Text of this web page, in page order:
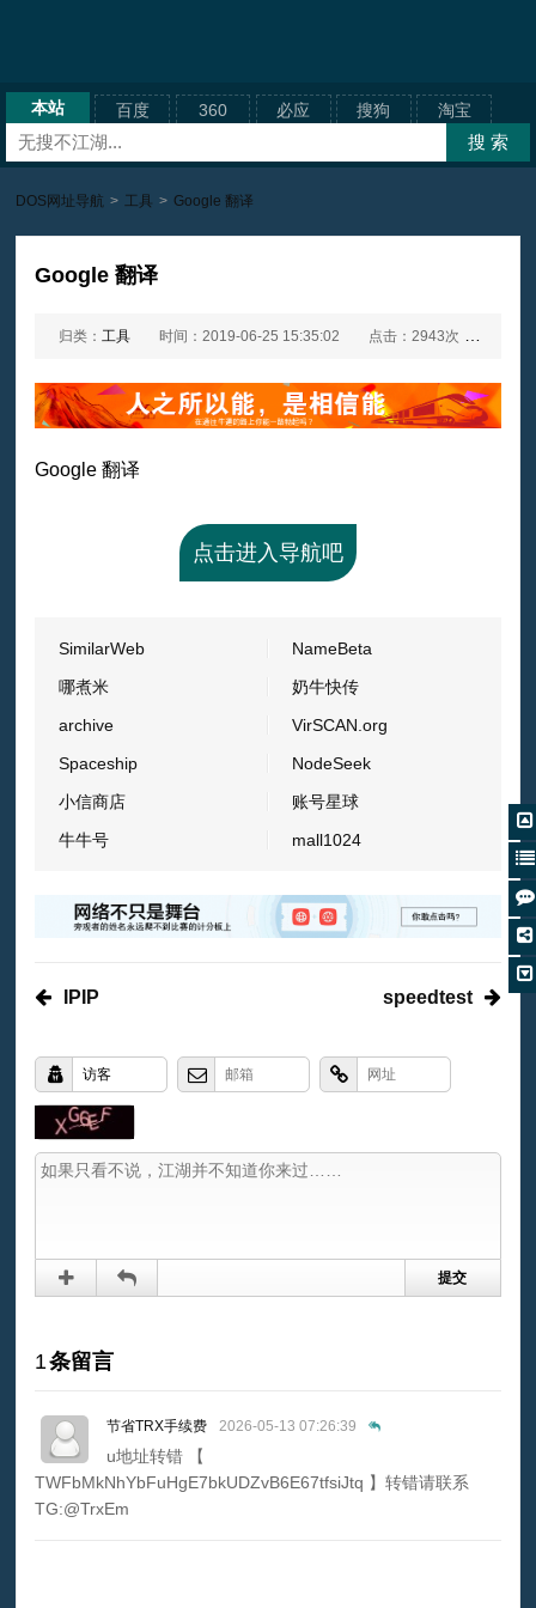
本站 百度 360 必应 搜狗 淘宝
DOS网址导航 > 工具 > Google 翻译
Google 翻译
归类：工具 时间：2019-06-25 15:35:02 点击：2943次
Google 翻译
点击进入导航吧
SimilarWeb
NameBeta
哪煮米
奶牛快传
archive
VirSCAN.org
Spaceship
NodeSeek
小信商店
账号星球
牛牛号
mall1024
IPIP speedtest
1条留言
节省TRX手续费 2026-05-13 07:26:39
u地址转错 【
TWFbMkNhYbFuHgE7bkUDZvB6E67tfsiJtq 】转错请联系
TG:@TrxEm